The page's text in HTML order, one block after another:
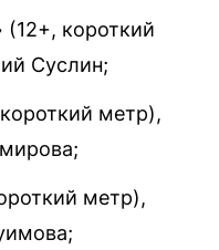
(12+, короткий
Суслин;
метр),
метр),